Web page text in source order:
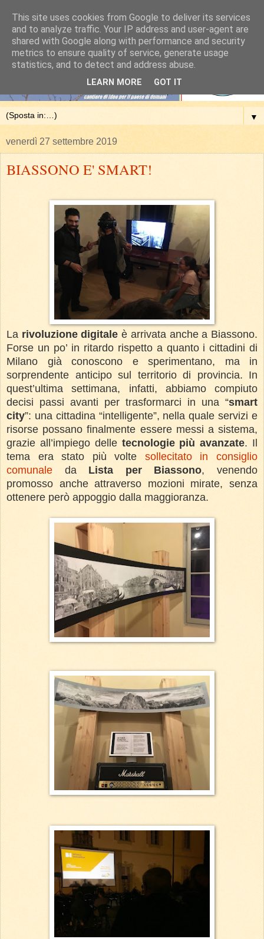
▼
venerdì 27 settembre 2019
BIASSONO E' SMART!
La rivoluzione digitale è arrivata anche a Biassono.
Forse un po’ in ritardo rispetto a quanto i cittadini di
Milano già conoscono e sperimentano, ma in
sorprendente anticipo sul territorio di provincia. In
quest’ultima settimana, infatti, abbiamo compiuto
decisi passi avanti per trasformarci in una “smart
city”: una cittadina “intelligente”, nella quale servizi e
risorse possano finalmente essere messi a sistema,
grazie all’impiego delle tecnologie più avanzate. Il
tema era stato più volte sollecitato in consiglio
comunale da Lista per Biassono, venendo
promosso anche attraverso mozioni mirate, senza
ottenere però appoggio dalla maggioranza.
This site uses cookies from Google to deliver its services
and to analyze traffic. Your IP address and user-agent are
shared with Google along with performance and security
metrics to ensure quality of service, generate usage
statistics, and to detect and address abuse.
LEARN MORE GOT IT